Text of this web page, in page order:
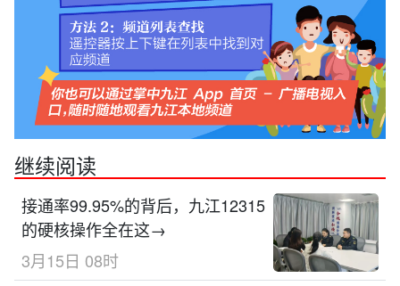
继续阅读
接通率99.95%的背后，九江12315
的硬核操作全在这→
3月15日 08时